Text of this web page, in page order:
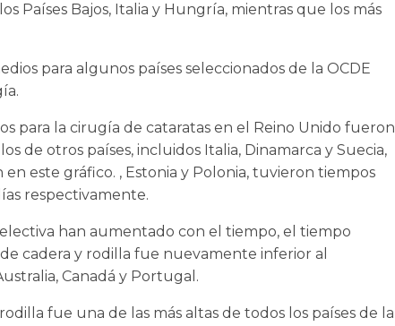
Países Bajos, Italia y Hungría, mientras que los más
para algunos países seleccionados de la OCDE
para la cirugía de cataratas en el Reino Unido fueron
de otros países, incluidos Italia, Dinamarca y Suecia,
este gráfico. , Estonia y Polonia, tuvieron tiempos
respectivamente.
han aumentado con el tiempo, el tiempo
cadera y rodilla fue nuevamente inferior al
Canadá y Portugal.
fue una de las más altas de todos los países de la